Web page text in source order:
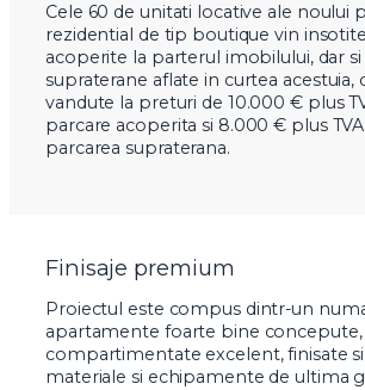
Cele 60 de unitati locative ale noului
rezidential de tip boutique vin
acoperite la parterul imobilului, dar si
supraterane aflate in curtea acestuia,
vandute la preturi de 10.000 € plus
parcare acoperita si 8.000 € plus
parcarea supraterana.
Finisaje premium
Proiectul este compus dintr-un
apartamente foarte bine concepute,
compartimentate excelent, finisate
materiale si echipamente de ultima